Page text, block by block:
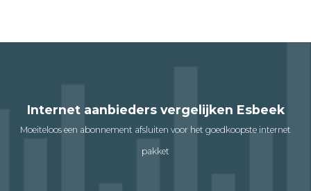
Internet aanbieders vergelijken Esbeek
Moeiteloos een abonnement afsluiten voor het goedkoopste internet
pakket